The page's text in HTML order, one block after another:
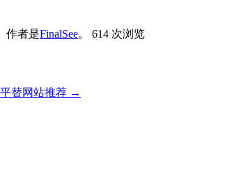
作者是FinalSee。 614 次浏览
平替网站推荐 →